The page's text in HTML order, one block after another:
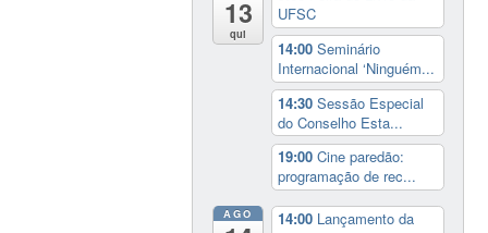
13
qui
UFSC
14:00Seminário
Internacional ‘Ninguém...
14:30Sessão Especial
do Conselho Esta...
19:00Cine paredão:
programação de rec...
AGO 14:00 Lançamento da